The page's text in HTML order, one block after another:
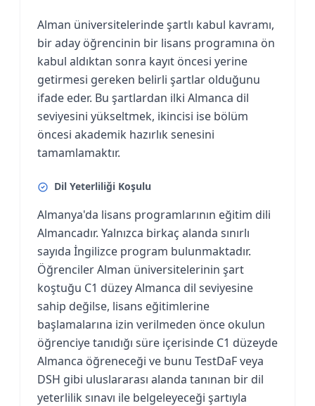
Alman üniversitelerinde şartlı kabul kavramı,
bir aday öğrencinin bir lisans programına ön
kabul aldıktan sonra kayıt öncesi yerine
getirmesi gereken belirli şartlar olduğunu
ifade eder. Bu şartlardan ilki Almanca dil
seviyesini yükseltmek, ikincisi ise bölüm
öncesi akademik hazırlık senesini
tamamlamaktır.
Dil Yeterliliği Koşulu
Almanya'da lisans programlarının eğitim dili
Almancadır. Yalnızca birkaç alanda sınırlı
sayıda İngilizce program bulunmaktadır.
Öğrenciler Alman üniversitelerinin şart
koştuğu C1 düzey Almanca dil seviyesine
sahip değilse, lisans eğitimlerine
başlamalarına izin verilmeden önce okulun
öğrenciye tanıdığı süre içerisinde C1 düzeyde
Almanca öğreneceği ve bunu TestDaF veya
DSH gibi uluslararası alanda tanınan bir dil
yeterlilik sınavı ile belgeleyeceği şartıyla